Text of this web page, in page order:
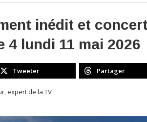
inédit et
4 lundi 11 mai 2026
Tweeter Partager
expert de la TV